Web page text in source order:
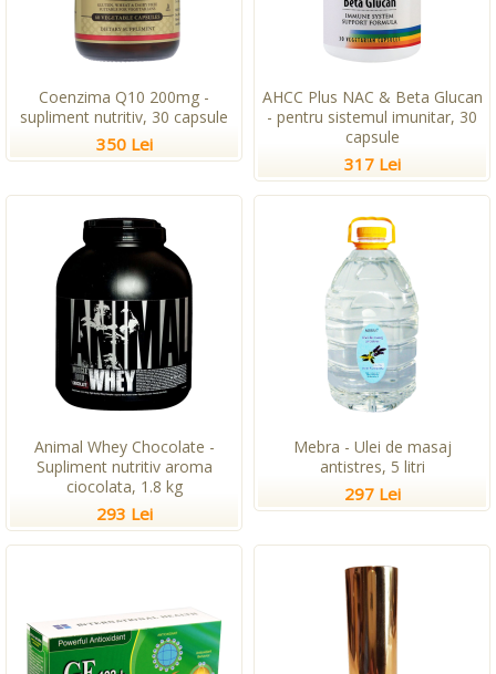
Coenzima Q10 200mg -
supliment nutritiv, 30 capsule
350 Lei
AHCC Plus NAC & Beta Glucan
- pentru sistemul imunitar, 30
capsule
317 Lei
Animal Whey Chocolate -
Supliment nutritiv aroma
ciocolata, 1.8 kg
293 Lei
Mebra - Ulei de masaj
antistres, 5 litri
297 Lei